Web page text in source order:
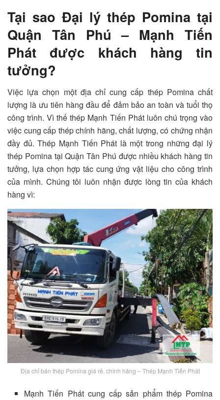
Tại sao Đại lý thép Pomina tại
Quận Tân Phú – Mạnh Tiến
Phát được khách hàng tin
tưởng?
Việc lựa chọn một địa chỉ cung cấp thép Pomina chất
lượng là ưu tiên hàng đầu để đảm bảo an toàn và tuổi thọ
công trình. Vì thế thép Mạnh Tiến Phát luôn chú trọng vào
việc cung cấp thép chính hãng, chất lượng, có chứng nhận
đầy đủ. Thép Mạnh Tiến Phát là một trong những đại lý
thép Pomina tại Quận Tân Phú được nhiều khách hàng tin
tưởng, lựa chọn hợp tác cung ứng vật liệu cho công trình
của mình. Chúng tôi luôn nhận được lòng tin của khách
hàng vì:
Địa chỉ bán thép Pomina giá rẻ, chính hãng – Thép Mạnh Tiến Phát
Mạnh Tiến Phát cung cấp sản phẩm thép Pomina